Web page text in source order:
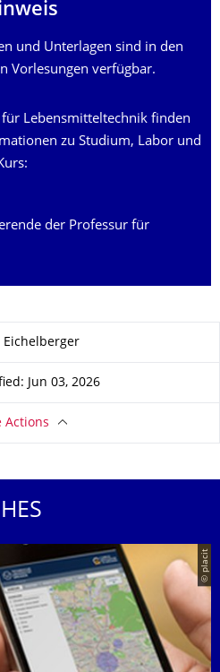
und Unterlagen sind in den
Vorlesungen verfügbar.
Lebensmitteltechnik finden
zu Studium, Labor und
der Professur für
Eichelberger
Jun 03, 2026
Actions
© placit